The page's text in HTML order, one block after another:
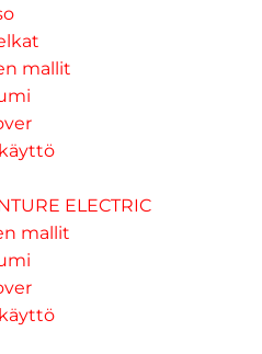
mallit
ELECTRIC
mallit